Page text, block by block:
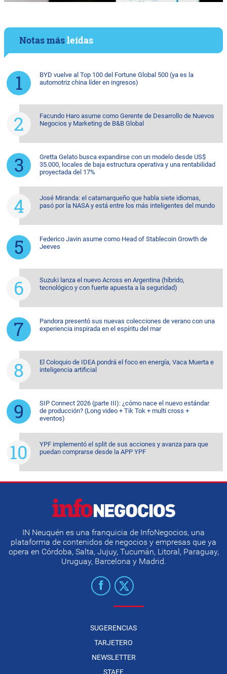
Notas másleídas
BYD vuelve al Top 100 del Fortune Global 500 (ya es la
automotriz china líder en ingresos)
Facundo Haro asume como Gerente de Desarrollo de Nuevos
Negocios y Marketing de B&B Global
Gretta Gelato busca expandirse con un modelo desde US$
35.000, locales de baja estructura operativa y una rentabilidad
proyectada del 17%
José Miranda: el catamarqueño que habla siete idiomas,
pasó por la NASA y está entre los más inteligentes del mundo
Federico Javin asume como Head of Stablecoin Growth de
Jeeves
Suzuki lanza el nuevo Across en Argentina (híbrido,
tecnológico y con fuerte apuesta a la seguridad)
Pandora presentó sus nuevas colecciones de verano con una
experiencia inspirada en el espíritu del mar
El Coloquio de IDEA pondrá el foco en energía, Vaca Muerta e
inteligencia artificial
SIP Connect 2026 (parte III): ¿cómo nace el nuevo estándar
de producción? (Long video + Tik Tok + multi cross +
eventos)
YPF implementó el split de sus acciones y avanza para que
puedan comprarse desde la APP YPF
IN Neuquén es una franquicia de InfoNegocios, una
plataforma de contenidos de negocios y empresas que ya
opera en Córdoba, Salta, Jujuy, Tucumán, Litoral, Paraguay,
Uruguay, Barcelona y Madrid.
SUGERENCIAS
TARJETERO
NEWSLETTER
STAFF